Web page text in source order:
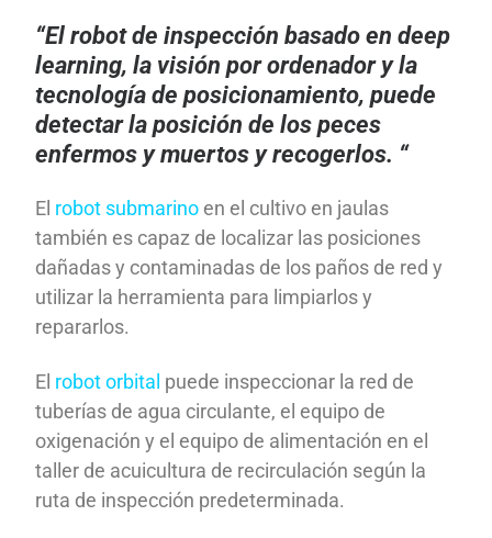
“El robot de inspección basado en deep
learning, la visión por ordenador y la
tecnología de posicionamiento, puede
detectar la posición de los peces
enfermos y muertos y recogerlos. “
El robot submarino en el cultivo en jaulas
también es capaz de localizar las posiciones
dañadas y contaminadas de los paños de red y
utilizar la herramienta para limpiarlos y
repararlos.
El robot orbital puede inspeccionar la red de
tuberías de agua circulante, el equipo de
oxigenación y el equipo de alimentación en el
taller de acuicultura de recirculación según la
ruta de inspección predeterminada.